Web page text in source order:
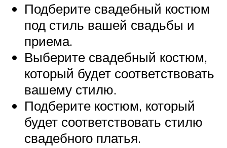
Подберите свадебный костюм
под стиль вашей свадьбы и
приема.
Выберите свадебный костюм,
который будет соответствовать
вашему стилю.
Подберите костюм, который
будет соответствовать стилю
свадебного платья.